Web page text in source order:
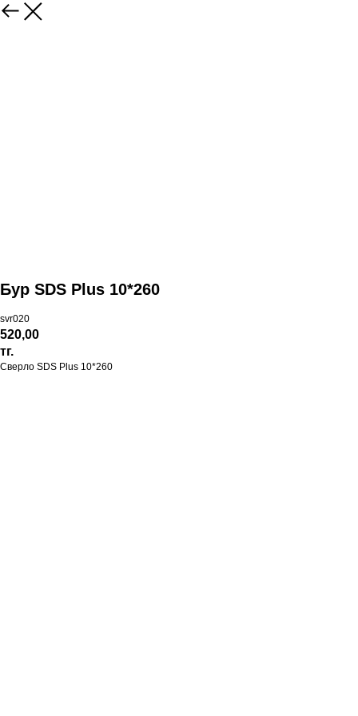
Бур SDS Plus 10*260
svr020
520,00
тг.
Сверло SDS Plus 10*260